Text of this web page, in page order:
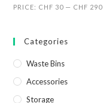
PRICE: CHF 30 — CHF 290
Categories
Waste Bins
Accessories
Storage